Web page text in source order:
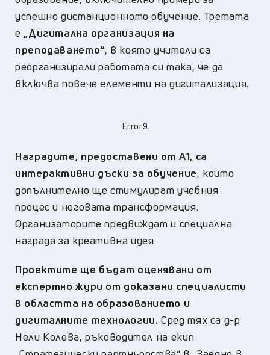
успешно дистанционното обучение. Третата
е „Дигитална организация на
преподаването“, в която учители са
реорганизирали работата си така, че да
включва повече елементи на дигитализация.
Error9
Наградите, предоставени от А1, са
интерактивни дъски за обучение, които
допълнително ще стимулират учебния
процес и неговата трансформация.
Организаторите предвиждат и специална
награда за креативна идея.
Проектите ще бъдат оценявани от
експертно жури от доказани специалисти
в областта на образованието и
дигиталните технологии. Сред тях са д-р
Нели Колева, ръководител на екип